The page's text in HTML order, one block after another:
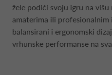
žele podići svoju igru na
amaterima ili profesionalnim
balansirani i ergonomski
vrhunske performanse na